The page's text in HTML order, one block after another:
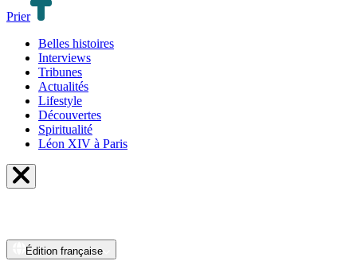
Prier
Belles histoires
Interviews
Tribunes
Actualités
Lifestyle
Découvertes
Spiritualité
Léon XIV à Paris
Édition française